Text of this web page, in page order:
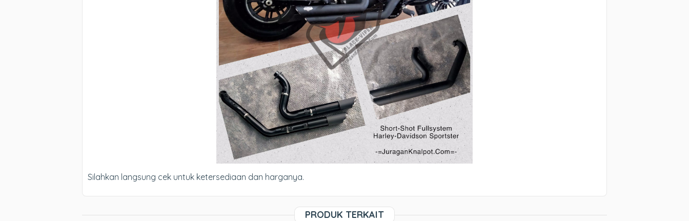
Silahkan langsung cek untuk ketersediaan dan harganya.
PRODUK TERKAIT